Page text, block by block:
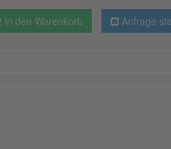
In den Warenkorb Anfrage